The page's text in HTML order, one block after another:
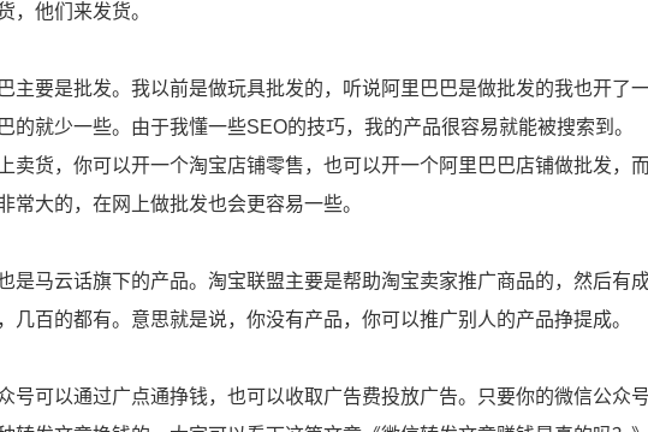
，他们来发货。
主要是批发。我以前是做玩具批发的，听说阿里巴巴是做批发的我也开了
的就少一些。由于我懂一些SEO的技巧，我的产品很容易就能被搜索到。
卖货，你可以开一个淘宝店铺零售，也可以开一个阿里巴巴店铺做批发，
大的，在网上做批发也会更容易一些。
是马云话旗下的产品。淘宝联盟主要是帮助淘宝卖家推广商品的，然后有
几百的都有。意思就是说，你没有产品，你可以推广别人的产品挣提成。
号可以通过广点通挣钱，也可以收取广告费投放广告。只要你的微信公众